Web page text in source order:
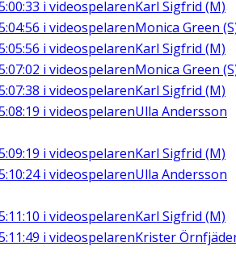
i videospelarenKarl Sigfrid (M)
i videospelarenMonica Green
i videospelarenKarl Sigfrid (M)
i videospelarenMonica Green
i videospelarenKarl Sigfrid (M)
i videospelarenUlla Andersson
i videospelarenKarl Sigfrid (M)
i videospelarenUlla Andersson
i videospelarenKarl Sigfrid (M)
i videospelarenKrister